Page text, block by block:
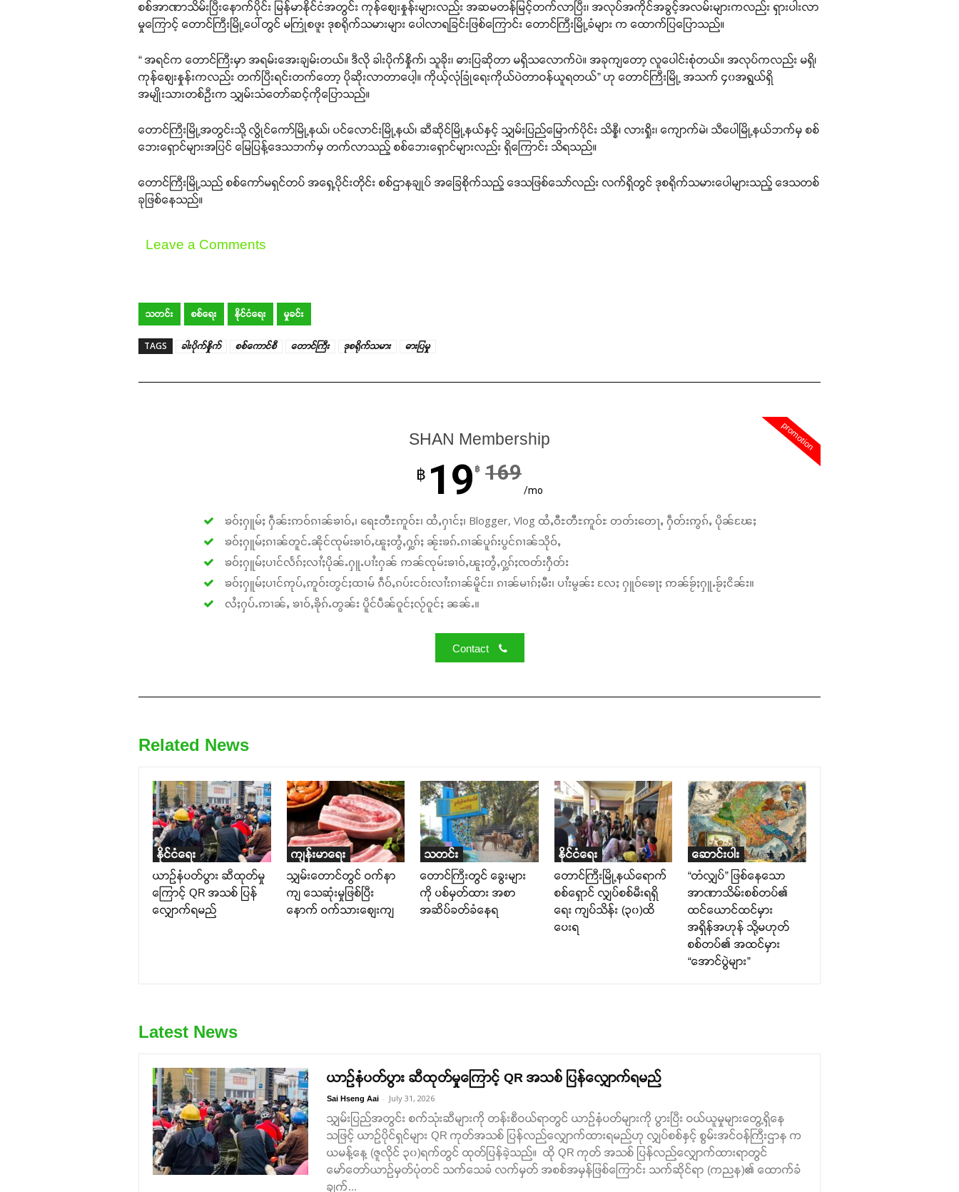
စစ်အာဏာသိမ်းပြီးနောက်ပိုင်း မြန်မာနိုင်ငံအတွင်း ကုန်စျေးနှုန်းများလည်း အဆမတန်မြင့်တက်လာပြီး၊ အလုပ်အကိုင်အခွင့်အလမ်းများကလည်း ရှားပါးလာ
မှုကြောင့် တောင်ကြီးမြို့ပေါ်တွင် မကြုံစဖူး ဒုစရိုက်သမားများ ပေါလာရခြင်းဖြစ်ကြောင်း တောင်ကြီးမြို့ခံများ က ထောက်ပြပြောသည်။
“ အရင်က တောင်ကြီးမှာ အရမ်းအေးချမ်းတယ်။ ဒီလို ခါးပိုက်နှိုက်၊ သူခိုး၊ ဓားပြဆိုတာ မရှိသလောက်ပဲ။ အခုကျတော့ လူပေါင်းစုံတယ်။ အလုပ်ကလည်း မရှိ၊
ကုန်စျေးနှုန်းကလည်း တက်ပြီးရင်းတက်တော့ ပိုဆိုးလာတာပေါ့။ ကိုယ့်လုံခြုံရေးကိုယ်ပဲတာဝန်ယူရတယ်” ဟု တောင်ကြီးမြို့ အသက် ၄၀အရွယ်ရှိ
အမျိုးသားတစ်ဉီးက သျှမ်းသံတော်ဆင့်ကိုပြောသည်။
တောင်ကြီးမြို့အတွင်းသို့ လွိုင်ကော်မြို့နယ်၊ ပင်လောင်းမြို့နယ်၊ ဆီဆိုင်မြို့နယ်နှင့် သျှမ်းပြည်မြောက်ပိုင်း သိန္နီ၊ လားရှိုး၊ ကျောက်မဲ၊ သီပေါမြို့နယ်ဘက်မှ စစ်
ဘေးရှောင်များအပြင် မြေပြန့်ဒေသဘက်မှ တက်လာသည့် စစ်ဘေးရှောင်များလည်း ရှိကြောင်း သိရသည်။
တောင်ကြီးမြို့သည် စစ်ကော်မရှင်တပ် အရှေ့ပိုင်းတိုင်း စစ်ဌာနချုပ် အခြေစိုက်သည့် ဒေသဖြစ်သော်လည်း လက်ရှိတွင် ဒုစရိုက်သမားပေါများသည့် ဒေသတစ်
ခုဖြစ်နေသည်။
Leave a Comments
သတင်း စစ်ရေး နိုင်ငံရေး မှုခင်း
TAGS ခါးပိုက်နှိုက် စစ်ကောင်စီ တောင်ကြီး ဒုစရိုက်သမား ဓားပြမှု
promotion
SHAN Membership
฿ 19 ฿ 169
/mo
ၶဝ်ႈႁူမ်ႈ ႁဵၼ်းဢဝ်ၵၢၼ်ၶၢဝ်ႇ၊ ရေႊတီႊဢူဝ်ႊ၊ ထႆႇႁၢင်ႈ၊ Blogger, Vlog ထႆႇဝီႊတီႊဢူဝ်ႊ တတ်းတေႃႇ ႁဵတ်းဢွၵ်ႇ ပိုၼ်ၽႄႈ
ၶဝ်ႈႁူမ်ႈၵၢၼ်တူင်ႉၼိုင်ၸုမ်းၶၢဝ်ႇၽူႈတွႆႇႁွၵ်ႈ ၼႂ်းၶၵ်ႉၵၢၼ်ပူၵ်းပွင်ၵၢၼ်သိုဝ်ႇ
ၶဝ်ႈႁူမ်ႈပၢင်လႅၵ်ႈလၢႆႈပိုၼ်ႉႁူႉပၢႆးႁၼ် ဢၼ်ၸုမ်းၶၢဝ်ႇၽူႈတွႆႇႁွၵ်ႈၸတ်းႁဵတ်း
ၶဝ်ႈႁူမ်ႈပၢင်ဢုပ်ႇဢူဝ်းတွင်ႈထၢမ် ၵဵဝ်ႇၵပ်းငဝ်းလၢႆးၵၢၼ်မိူင်း၊ ၵၢၼ်မၢၵ်ႈမီး၊ ပၢႆးမွၼ်း လႄႈ ႁူဝ်ၶေႃႈ ဢၼ်ၶႂ်ႈႁူႉၶႂ်ႈငိၼ်း။
လႆႈႁပ်ႉဢၢၼ်ႇ ၶၢဝ်ႇၶိုၵ်ႉတွၼ်း ပိူင်ပဵၼ်ဝူင်ႈလႂ်ဝူင်ႈ ၼၼ်ႉ။
Contact
Related News
နိုင်ငံရေး
ယာဉ်နံပတ်ပွား ဆီထုတ်မှု
ကြောင့် QR အသစ် ပြန်
လျှောက်ရမည်
ကျန်းမာရေး
သျှမ်းတောင်တွင် ဝက်နာ
ကျ သေဆုံးမှုဖြစ်ပြီး
နောက် ဝက်သားစျေးကျ
သတင်း
တောင်ကြီးတွင် ခွေးများ
ကို ပစ်မှတ်ထား အစာ
အဆိပ်ခတ်ခံနေရ
နိုင်ငံရေး
တောင်ကြီးမြို့နယ်ရောက်
စစ်ရှောင် လျှပ်စစ်မီးရရှိ
ရေး ကျပ်သိန်း (၃၀)ထိ
ပေးရ
ဆောင်းပါး
“တံလျှပ်” ဖြစ်နေသော
အာဏာသိမ်းစစ်တပ်၏
ထင်ယောင်ထင်မှား
အရှိန်အဟုန် သို့မဟုတ်
စစ်တပ်၏ အထင်မှား
“အောင်ပွဲများ”
Latest News
ယာဉ်နံပတ်ပွား ဆီထုတ်မှုကြောင့် QR အသစ် ပြန်လျှောက်ရမည်
Sai Hseng Aai - July 31, 2026
သျှမ်းပြည်အတွင်း စက်သုံးဆီများကို တန်းစီဝယ်ရာတွင် ယာဉ်နံပတ်များကို ပွားပြီး ဝယ်ယူမှုများတွေ့ရှိနေ
သဖြင့် ယာဉ်ပိုင်ရှင်များ QR ကုတ်အသစ် ပြန်လည်လျှောက်ထားရမည်ဟု လျှပ်စစ်နှင့် စွမ်းအင်ဝန်ကြီးဌာန က
ယမန့်နေ့ (ဇူလိုင် ၃၀)ရက်တွင် ထုတ်ပြန်ခဲ့သည်။ ထို QR ကုတ် အသစ် ပြန်လည်လျှောက်ထားရာတွင်
မော်တော်ယာဉ်မှတ်ပုံတင် သက်သေခံ လက်မှတ် အစစ်အမှန်ဖြစ်ကြောင်း သက်ဆိုင်ရာ (ကညန)၏ ထောက်ခံ
ချက်...